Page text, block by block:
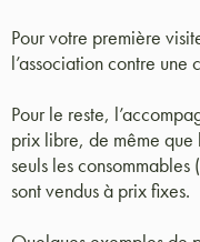
Pour votre première
l’association contre
Pour le reste,
prix libre, de même que
seuls les
sont vendus à prix fixes.